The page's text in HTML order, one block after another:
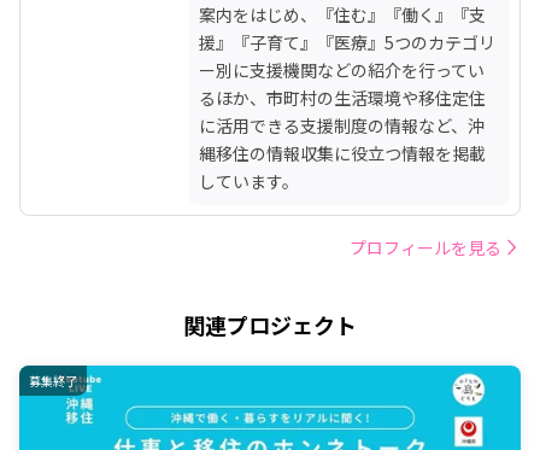
案内をはじめ、『住む』『働く』『支
援』『子育て』『医療』5つのカテゴリ
ー別に支援機関などの紹介を行ってい
るほか、市町村の生活環境や移住定住
に活用できる支援制度の情報など、沖
縄移住の情報収集に役立つ情報を掲載
しています。
プロフィールを見る
関連プロジェクト
募集終了